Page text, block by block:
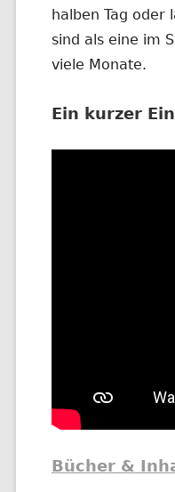
halben Tag oder
sind als eine im
viele Monate.
Ein kurzer
Bücher &